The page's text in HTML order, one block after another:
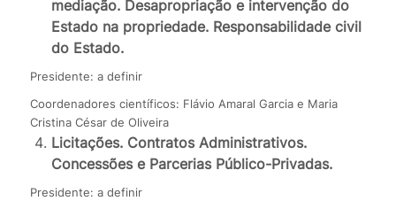
mediação. Desapropriação e intervenção do
Estado na propriedade. Responsabilidade civil
do Estado.
Presidente: a definir
Coordenadores científicos: Flávio Amaral Garcia e Maria
Cristina César de Oliveira
Licitações. Contratos Administrativos.
Concessões e Parcerias Público-Privadas.
Presidente: a definir